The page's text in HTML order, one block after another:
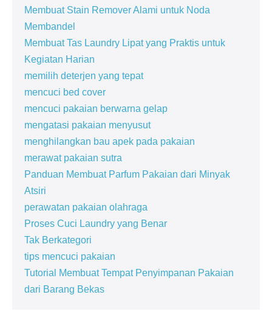
Membuat Stain Remover Alami untuk Noda
Membandel
Membuat Tas Laundry Lipat yang Praktis untuk
Kegiatan Harian
memilih deterjen yang tepat
mencuci bed cover
mencuci pakaian berwarna gelap
mengatasi pakaian menyusut
menghilangkan bau apek pada pakaian
merawat pakaian sutra
Panduan Membuat Parfum Pakaian dari Minyak
Atsiri
perawatan pakaian olahraga
Proses Cuci Laundry yang Benar
Tak Berkategori
tips mencuci pakaian
Tutorial Membuat Tempat Penyimpanan Pakaian
dari Barang Bekas